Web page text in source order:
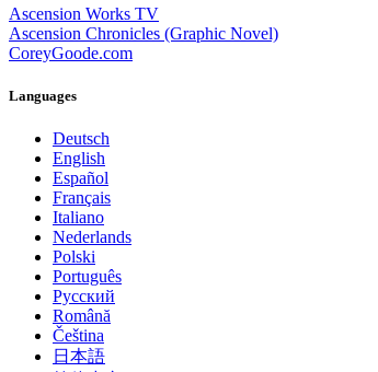
Ascension Works TV
Ascension Chronicles (Graphic Novel)
CoreyGoode.com
Languages
Deutsch
English
Español
Français
Italiano
Nederlands
Polski
Português
Pусский
Română
Čeština
日本語